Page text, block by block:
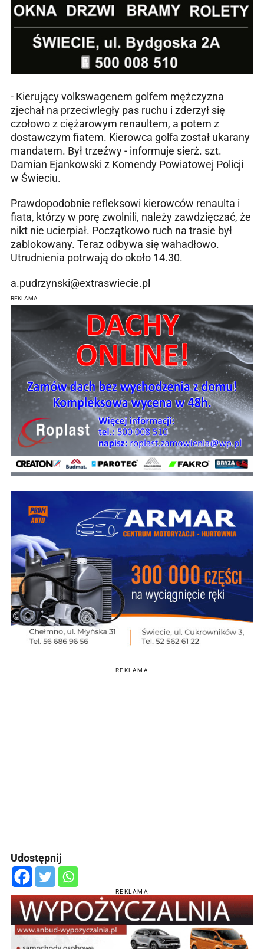
- Kierujący volkswagenem golfem mężczyzna
zjechał na przeciwległy pas ruchu i zderzył się
czołowo z ciężarowym renaultem, a potem z
dostawczym fiatem. Kierowca golfa został ukarany
mandatem. Był trzeźwy - informuje sierż. szt.
Damian Ejankowski z Komendy Powiatowej Policji
w Świeciu.
Prawdopodobnie refleksowi kierowców renaulta i
fiata, którzy w porę zwolnili, należy zawdzięczać, że
nikt nie ucierpiał. Początkowo ruch na trasie był
zablokowany. Teraz odbywa się wahadłowo.
Utrudnienia potrwają do około 14.30.
a.pudrzynski@extraswiecie.pl
REKLAMA
REKLAMA
Udostępnij
REKLAMA